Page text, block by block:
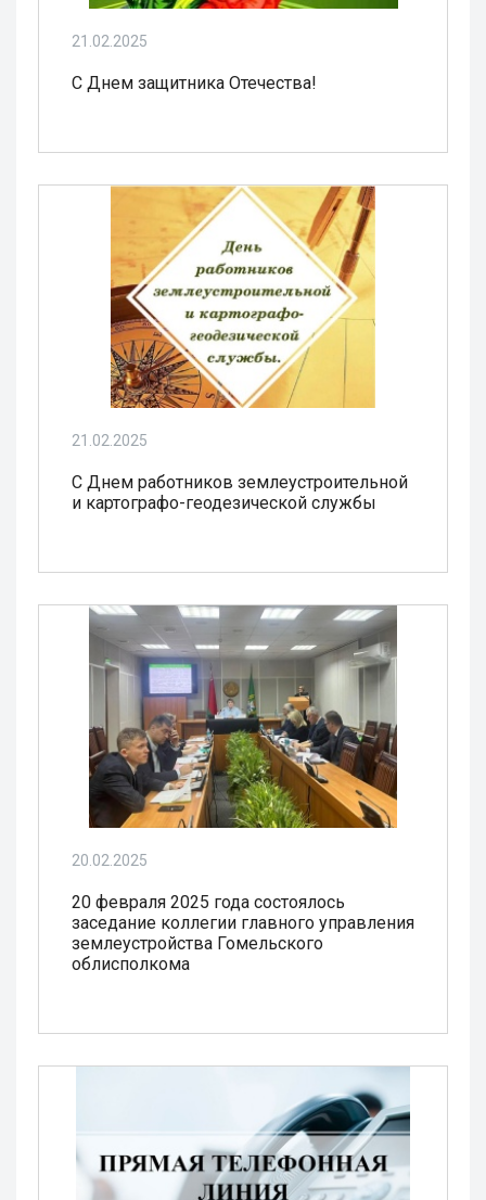
21.02.2025
С Днем защитника Отечества!
21.02.2025
С Днем работников землеустроительной
и картографо-геодезической службы
20.02.2025
20 февраля 2025 года состоялось
заседание коллегии главного управления
землеустройства Гомельского
облисполкома